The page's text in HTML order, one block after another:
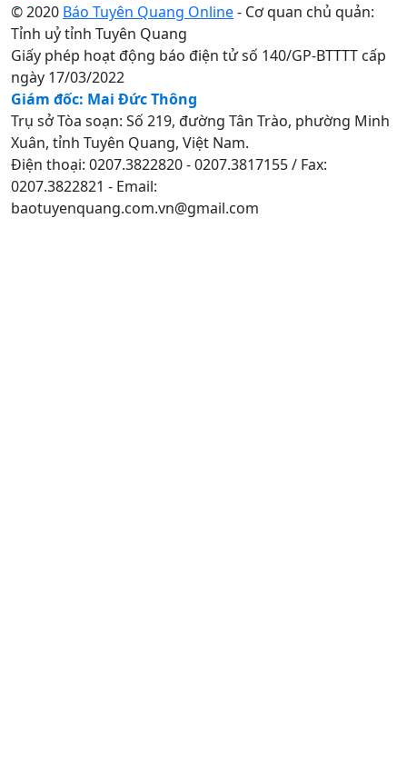
© 2020 Báo Tuyên Quang Online- Cơ quan chủ quản:
Tỉnh uỷ tỉnh Tuyên Quang
Giấy phép hoạt động báo điện tử số 140/GP-BTTTT cấp
ngày 17/03/2022
Giám đốc: Mai Đức Thông
Trụ sở Tòa soạn: Số 219, đường Tân Trào, phường Minh
Xuân, tỉnh Tuyên Quang, Việt Nam.
Điện thoại: 0207.3822820 - 0207.3817155 / Fax:
0207.3822821 - Email:
baotuyenquang.com.vn@gmail.com